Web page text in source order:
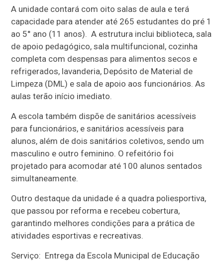
A unidade contará com oito salas de aula e terá
capacidade para atender até 265 estudantes do pré 1
ao 5° ano (11 anos). A estrutura inclui biblioteca, sala
de apoio pedagógico, sala multifuncional, cozinha
completa com despensas para alimentos secos e
refrigerados, lavanderia, Depósito de Material de
Limpeza (DML) e sala de apoio aos funcionários. As
aulas terão início imediato.
A escola também dispõe de sanitários acessíveis
para funcionários, e sanitários acessíveis para
alunos, além de dois sanitários coletivos, sendo um
masculino e outro feminino. O refeitório foi
projetado para acomodar até 100 alunos sentados
simultaneamente.
Outro destaque da unidade é a quadra poliesportiva,
que passou por reforma e recebeu cobertura,
garantindo melhores condições para a prática de
atividades esportivas e recreativas.
Serviço: Entrega da Escola Municipal de Educação